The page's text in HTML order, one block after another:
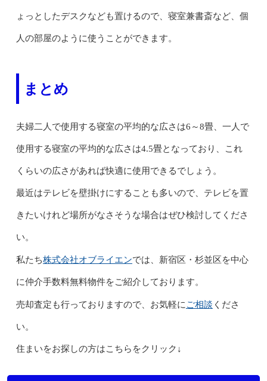
ょっとしたデスクなども置けるので、寝室兼書斎など、個
人の部屋のように使うことができます。
まとめ
夫婦二人で使用する寝室の平均的な広さは6～8畳、一人で
使用する寝室の平均的な広さは4.5畳となっており、これ
くらいの広さがあれば快適に使用できるでしょう。
最近はテレビを壁掛けにすることも多いので、テレビを置
きたいけれど場所がなさそうな場合はぜひ検討してくださ
い。
私たち株式会社オブライエンでは、新宿区・杉並区を中心
に仲介手数料無料物件をご紹介しております。
売却査定も行っておりますので、お気軽にご相談 くださ
い。
住まいをお探しの方はこちらをクリック↓